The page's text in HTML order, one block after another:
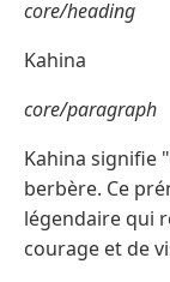
core/heading
Kahina
core/paragraph
Kahina signifie
berbère. Ce
légendaire qui
courage et de